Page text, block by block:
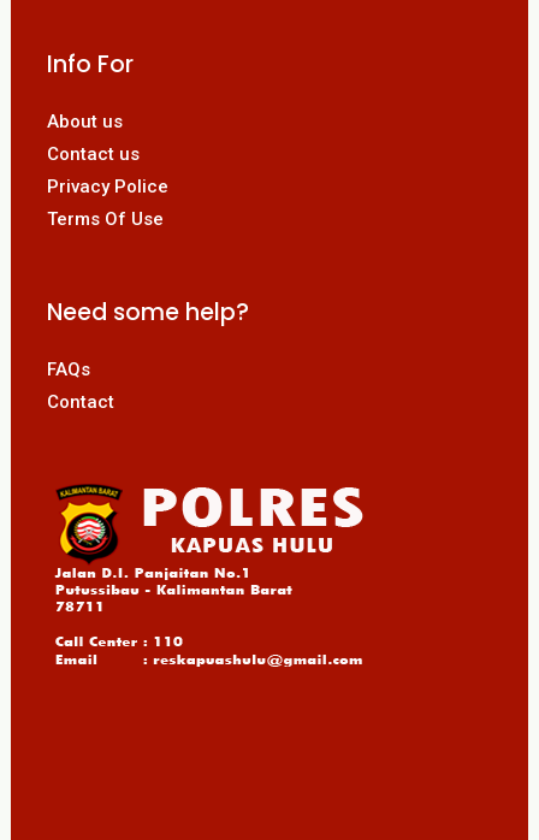
Info For
About us
Contact us
Privacy Police
Terms Of Use
Need some help?
FAQs
Contact